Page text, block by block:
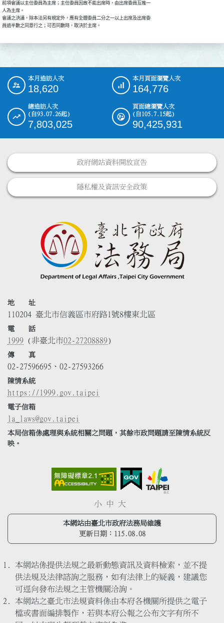
前項會議以主任委員為主席；主任委員因故不能出席時，由出席委員互推一
人為主席。
會議之決議，除本法另有規定外，應有全體委員二分之一以上出席及出席委
員過半數之同意行之；可否同數時，取決於主席。
::: 本月造訪人次
18,620
本月頁面瀏覽人次
164,776
總造訪人次
(自93.07.26起)
7,803,025
頁面總瀏覽人次
(自105.7.15起)
90,425,931
政府網站資料開放宣告
隱私權及資訊安全政策
地 址
110204 臺北市信義區市府路1號8樓東北區
電 話
1999 (非臺北市02-27208889)
傳 真
02-27596695、02-27593266
陳情系統
https://1999.gov.taipei
電子信箱
la_laws@gov.taipei
本局信箱係處理與系統相關之問題，其餘市政問題請至陳情系統反
映。
小 中 大
本網站由臺北市政府法務局維護
更新日期： 115.08.08
本網站係提供法規之最新動態資訊及資料檢索，並不提
供法規及法律諮詢之服務，如有法律上的疑義，建議您
可逕向發布法規之主管機關洽詢。
本網站之臺北市法規資料係由本府各機關所提供之電子
檔或書面編排製作，若與本府公報之公布文字有所不